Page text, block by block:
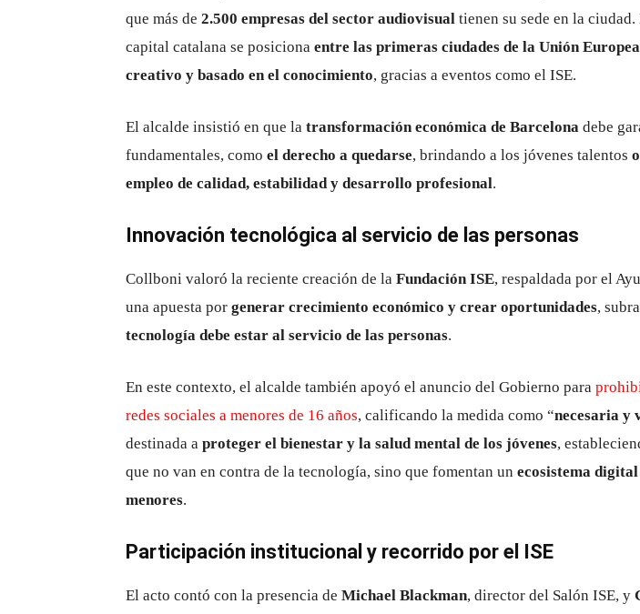
que más de 2.500 empresas del sector audiovisual tienen su sede en la
capital catalana se posiciona entre las primeras ciudades de la Unión
creativo y basado en el conocimiento, gracias a eventos como el ISE.
El alcalde insistió en que la transformación económica de Barcelona debe
fundamentales, como el derecho a quedarse, brindando a los jóvenes talentos
empleo de calidad, estabilidad y desarrollo profesional.
Innovación tecnológica al servicio de las personas
Collboni valoró la reciente creación de la Fundación ISE, respaldada por el
una apuesta por generar crecimiento económico y crear oportunidades,
tecnología debe estar al servicio de las personas.
En este contexto, el alcalde también apoyó el anuncio del Gobierno para
redes sociales a menores de 16 años, calificando la medida como “necesaria y
destinada a proteger el bienestar y la salud mental de los jóvenes,
que no van en contra de la tecnología, sino que fomentan un ecosistema
menores.
Participación institucional y recorrido por el ISE
El acto contó con la presencia de Michael Blackman, director del Salón ISE, y